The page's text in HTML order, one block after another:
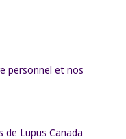
personnel et nos
Lupus Canada